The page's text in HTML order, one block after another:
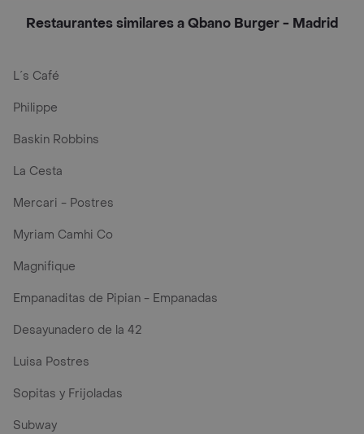
Restaurantes similares a Qbano Burger - Madrid
L´s Café
Philippe
Baskin Robbins
La Cesta
Mercari - Postres
Myriam Camhi Co
Magnifique
Empanaditas de Pipian - Empanadas
Desayunadero de la 42
Luisa Postres
Sopitas y Frijoladas
Subway